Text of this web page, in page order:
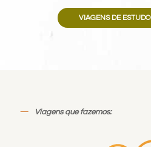
VIAGENS DE
— Viagens que fazemos: